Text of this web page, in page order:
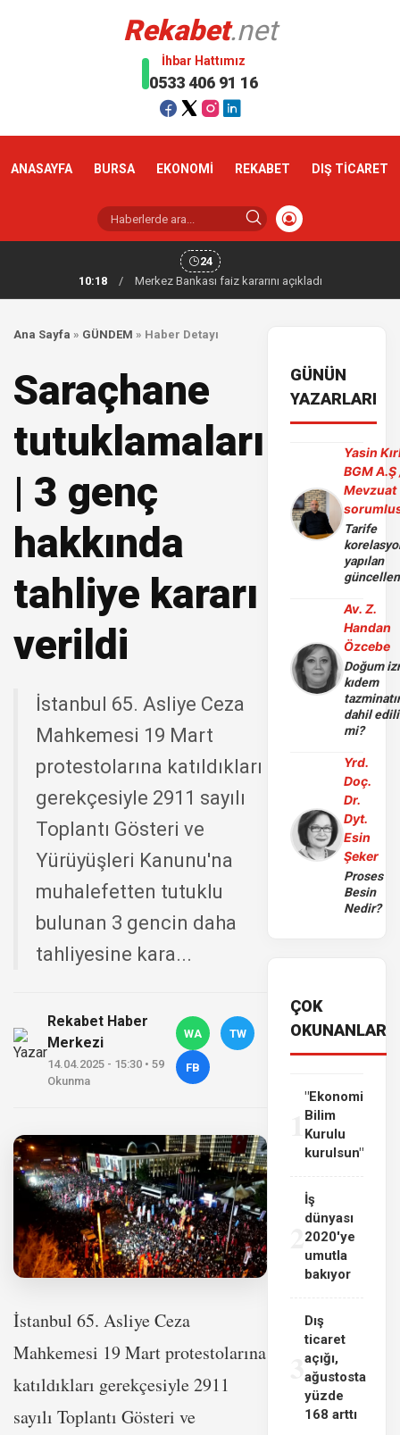
Rekabet.net
İhbar Hattımız
0533 406 91 16
ANASAYFA BURSA EKONOMİ REKABET DIŞ TİCARET
24
10:18
/ Merkez Bankası faiz kararını açıkladı
Ana Sayfa » GÜNDEM » Haber Detayı
Saraçhane
tutuklamaları
| 3 genç
hakkında
tahliye kararı
verildi
İstanbul 65. Asliye Ceza
Mahkemesi 19 Mart
protestolarına katıldıkları
gerekçesiyle 2911 sayılı
Toplantı Gösteri ve
Yürüyüşleri Kanunu'na
muhalefetten tutuklu
bulunan 3 gencin daha
tahliyesine kara...
Rekabet Haber
Merkezi
14.04.2025 - 15:30 • 59
Okunma
WA TW
FB
İstanbul 65. Asliye Ceza
Mahkemesi 19 Mart protestolarına
katıldıkları gerekçesiyle 2911
sayılı Toplantı Gösteri ve
GÜNÜN
YAZARLARI
Yasin
BGM A.Ş
Mevzuat
Tarife
yapılan
Av. Z.
Handan
Özcebe
Doğum
kıdem
dahil
mi?
Yrd.
Doç.
Dr.
Dyt.
Esin
Şeker
Proses
Besin
Nedir?
ÇOK
OKUNANLAR
"Ekonomi
Bilim
Kurulu
kurulsun"
İş
dünyası
2020'ye
umutla
bakıyor
3
Dış
ticaret
açığı,
ağustosta
yüzde
168 arttı